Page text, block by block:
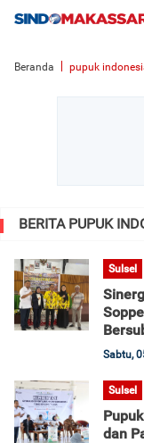
Beranda pupuk
BERITA PUPUK
Sulsel
Sabtu,
Sulsel
dan